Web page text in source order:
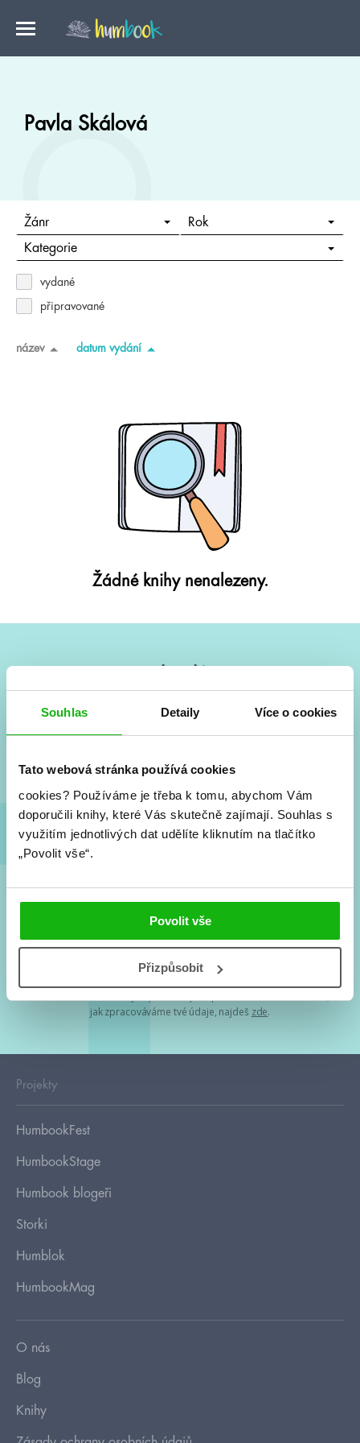
Souhlas Detaily Více o cookies
Tato webová stránka používá cookies
cookies? Používáme je třeba k tomu, abychom Vám
doporučili knihy, které Vás skutečně zajímají. Souhlas s
využitím jednotlivých dat udělíte kliknutím na tlačítko
„Povolit vše“.
Povolit vše
Přizpůsobit
Pavla Skálová
Žánr Rok
Kategorie
vydané
připravované
název datum vydání
Žádné knihy nenalezeny.
Vše kolem #youngadult každý měsíc rovnou do mailu!
a seriálové adaptace a další.
Souhlasím spodmínkami zpracování osobních údajů
Tvá e-mailová adresa je u nás v bezpečí. Přečti si
jak zpracováváme tvé údaje, najdeš zde.
Projekty
HumbookFest
HumbookStage
Humbook blogeři
Storki
Humblok
HumbookMag
O nás
Blog
Knihy